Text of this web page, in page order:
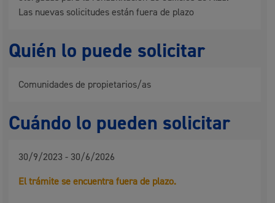
Las nuevas solicitudes están fuera de plazo
Quién lo puede solicitar
Comunidades de propietarios/as
Cuándo lo pueden solicitar
30/9/2023 - 30/6/2026
El trámite se encuentra fuera de plazo.